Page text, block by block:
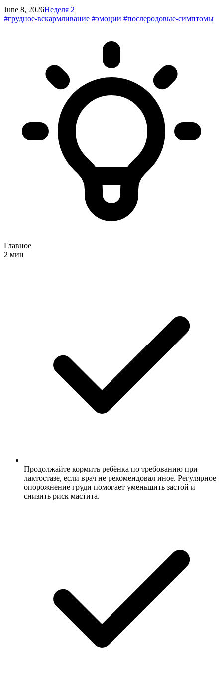
June 8, 2026Неделя 2
#грудное-вскармливание #эмоции #послеродовые-симптомы
Главное
2 мин
Продолжайте кормить ребёнка по требованию при
лактостазе, если врач не рекомендовал иное. Регулярное
опорожнение груди помогает уменьшить застой и
снизить риск мастита.